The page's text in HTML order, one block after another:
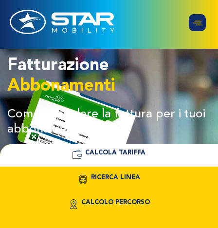
CALCOLA TARIFFA
RICERCA LINEA
CALCOLO PERCORSO
Fatturazione
Abbonamenti
Come richiedere la fattura per i tuoi
abbonamenti